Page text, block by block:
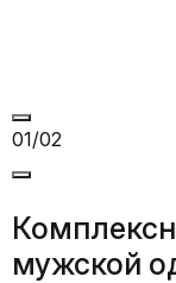
01/02
мужской